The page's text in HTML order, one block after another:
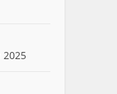
2025